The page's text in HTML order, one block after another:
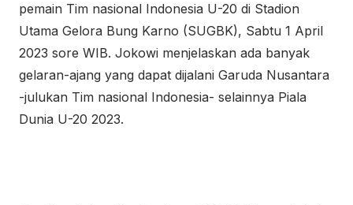
pemain Tim nasional Indonesia U-20 di Stadion
Utama Gelora Bung Karno (SUGBK), Sabtu 1 April
2023 sore WIB. Jokowi menjelaskan ada banyak
gelaran-ajang yang dapat dijalani Garuda Nusantara
-julukan Tim nasional Indonesia- selainnya Piala
Dunia U-20 2023.